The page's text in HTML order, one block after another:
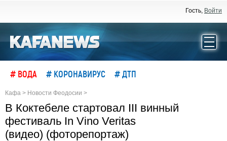
Гость, Войти
# ВОДА # КОРОНАВИРУС # ДТП
Кафа > Новости Феодосии >
В Коктебеле стартовал III винный
фестиваль In Vino Veritas
(видео) (фоторепортаж)